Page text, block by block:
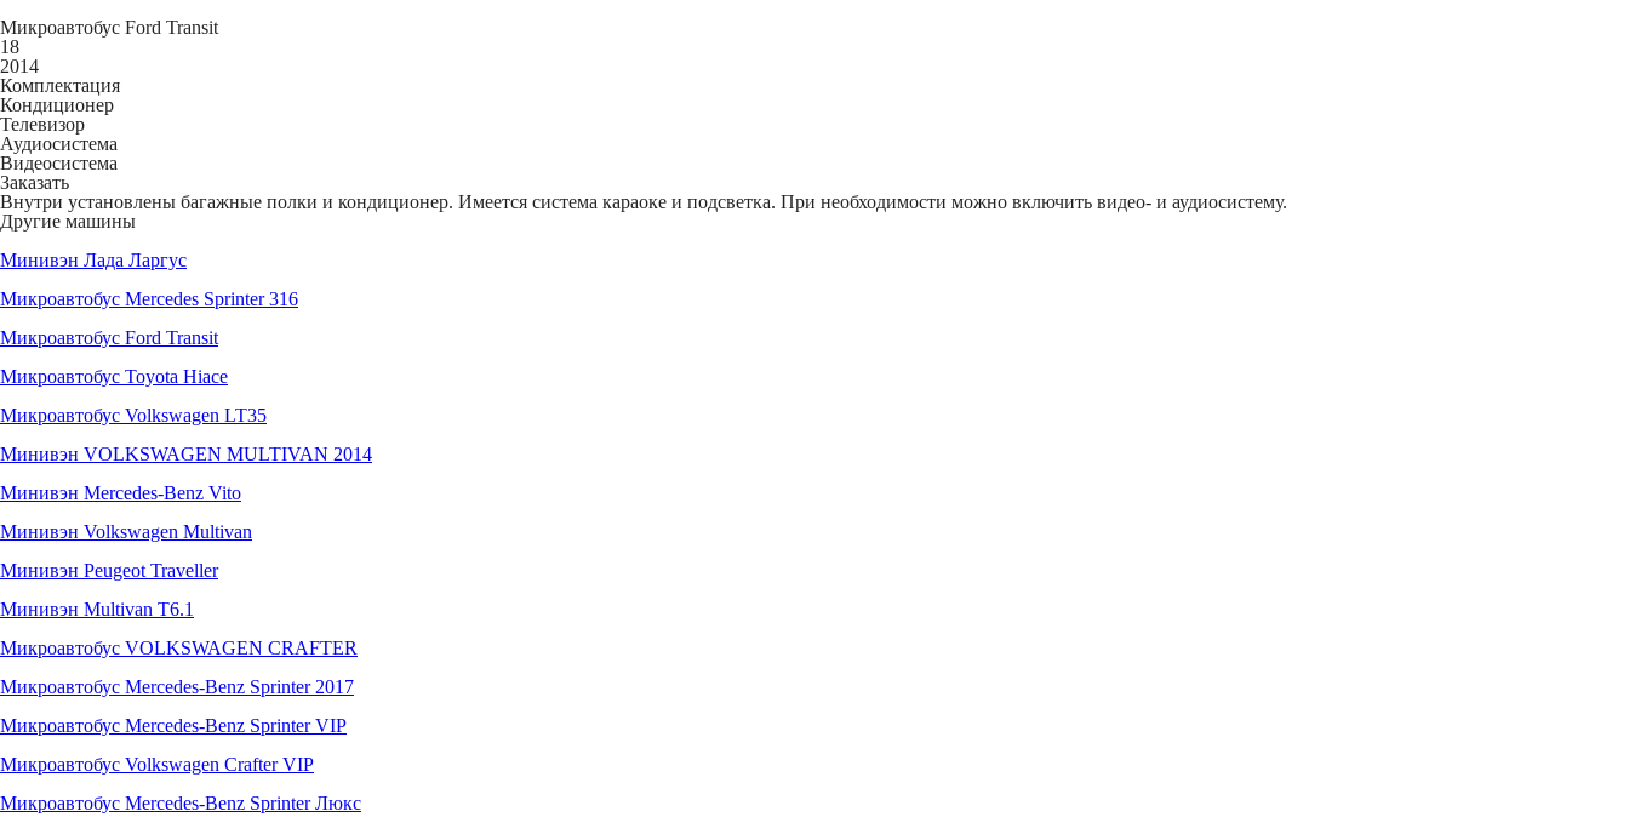
Микроавтобус Ford Transit
18
2014
Комплектация
Кондиционер
Телевизор
Аудиосистема
Видеосистема
Заказать
Внутри установлены багажные полки и кондиционер. Имеется система караоке и подсветка. При необходимости можно включить видео- и аудиосистему.
Другие машины
Минивэн Лада Ларгус
Микроавтобус Mercedes Sprinter 316
Микроавтобус Ford Transit
Микроавтобус Toyota Hiace
Микроавтобус Volkswagen LT35
Минивэн VOLKSWAGEN MULTIVAN 2014
Минивэн Mercedes-Benz Vito
Минивэн Volkswagen Multivan
Минивэн Peugeot Traveller
Минивэн Multivan Т6.1
Микроавтобус VOLKSWAGEN CRAFTER
Микроавтобус Mercedes-Benz Sprinter 2017
Микроавтобус Mercedes-Benz Sprinter VIP
Микроавтобус Volkswagen Crafter VIP
Микроавтобус Mercedes-Benz Sprinter Люкс